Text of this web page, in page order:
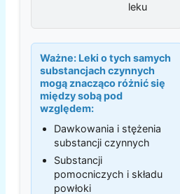
leku
Ważne: Leki o tych samych
substancjach czynnych
mogą znacząco różnić się
między sobą pod
względem:
Dawkowania i stężenia
substancji czynnych
Substancji
pomocniczych i składu
powłoki